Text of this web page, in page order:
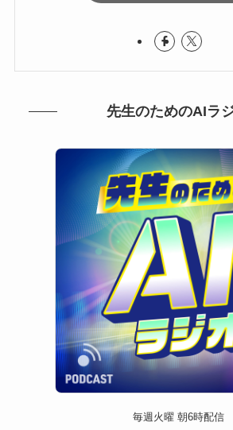
先生のためのAIラ
毎週火曜 朝6時配信